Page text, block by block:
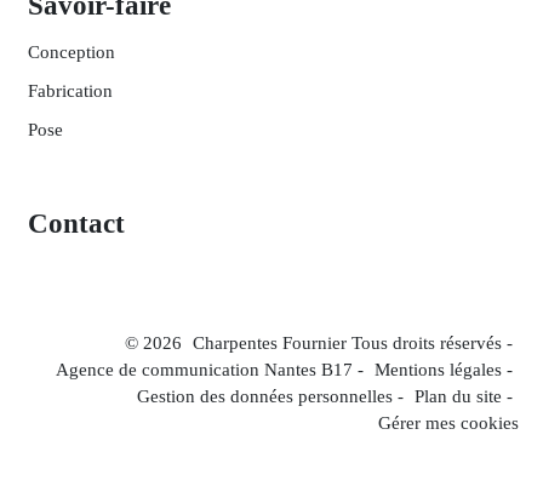
Conception
Fabrication
Pose
Contact
© 2026
Charpentes Fournier Tous droits réservés -
Agence de communication Nantes B17 - Mentions légales -
Gestion des données personnelles - Plan du site -
Gérer mes cookies